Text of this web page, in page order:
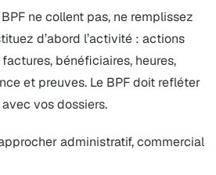
ne collent pas, ne remplissez
d’abord l’activité : actions
bénéficiaires, heures,
et preuves. Le BPF doit refléter
vos dossiers.
administratif, commercial